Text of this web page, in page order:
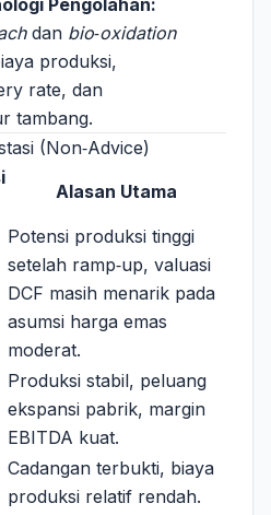
Pengolahan:
dan bio‑oxidation
produksi,
rate, dan
tambang.
(Non‑Advice)
Alasan Utama
Potensi produksi tinggi
setelah ramp‑up, valuasi
DCF masih menarik pada
asumsi harga emas
moderat.
Produksi stabil, peluang
ekspansi pabrik, margin
EBITDA kuat.
Cadangan terbukti, biaya
produksi relatif rendah.